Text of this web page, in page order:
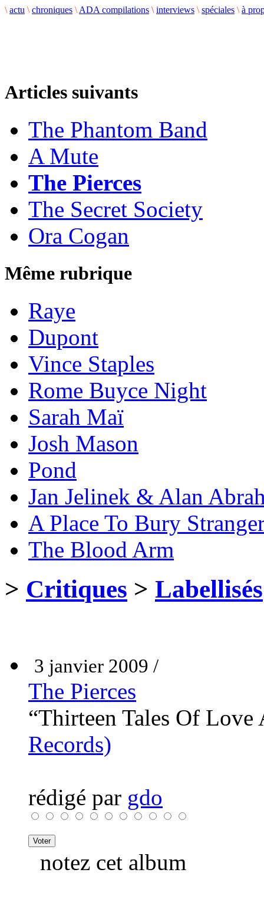
\ actu \ chroniques \ ADA compilations \ interviews \ spéciales \ à
Articles suivants
The Phantom Band
A Mute
The Pierces
The Secret Society
Ora Cogan
Même rubrique
Raye
Dupont
Vince Staples
Rome Buyce Night
Sarah Maï
Josh Mason
Pond
Jan Jelinek & Alan
A Place To Bury
The Blood Arm
> Critiques > Labellisés
3 janvier 2009 /
The Pierces
“Thirteen Tales Of Love
Records)
rédigé par gdo
notez cet album